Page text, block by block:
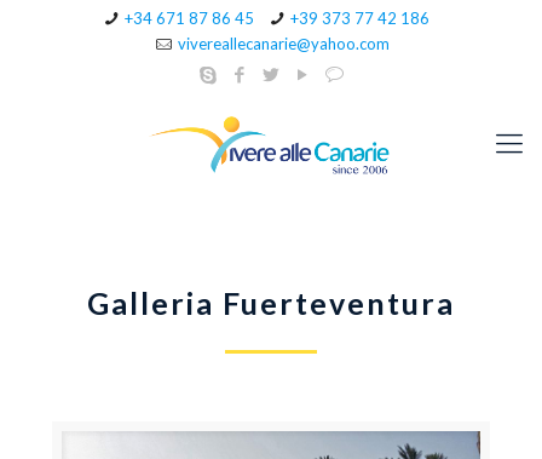
+34 671 87 86 45
+39 373 77 42 186
vivereallecanarie@yahoo.com
Galleria Fuerteventura